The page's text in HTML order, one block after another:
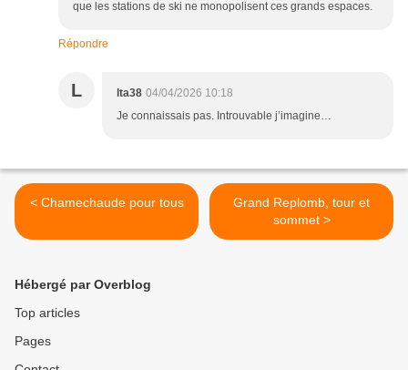
que les stations de ski ne monopolisent ces grands espaces.
Répondre
L lta38 04/04/2026 10:18
Je connaissais pas. Introuvable j’imagine…
< Chamechaude pour tous
Grand Replomb, tour et
sommet >
Hébergé par Overblog
Top articles
Pages